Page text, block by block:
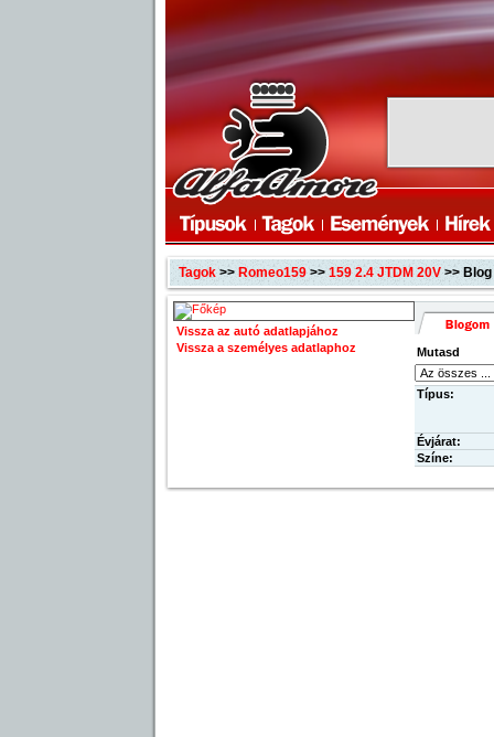
Tagok>> Romeo159>> 159 2.4 JTDM 20V>> Blog
Vissza az autó adatlapjához
Vissza a személyes adatlaphoz
Mutasd
Típus:
Évjárat:
Színe: